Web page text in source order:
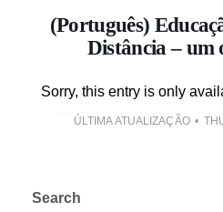
(Português)
Distância – um
Sorry, this entry is only
ÚLTIMA ATUALIZAÇÃO
Search